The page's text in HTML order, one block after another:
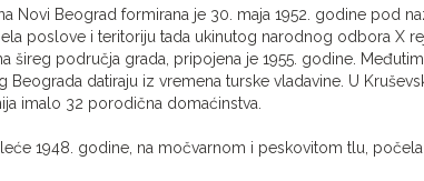
Novi Beograd formirana je 30. maja 1952. godine pod
poslove i teritoriju tada ukinutog narodnog odbora X
šireg područja grada, pripojena je 1955. godine.
Beograda datiraju iz vremena turske vladavine. U
imalo 32 porodična domaćinstva.
1948. godine, na močvarnom i peskovitom tlu,